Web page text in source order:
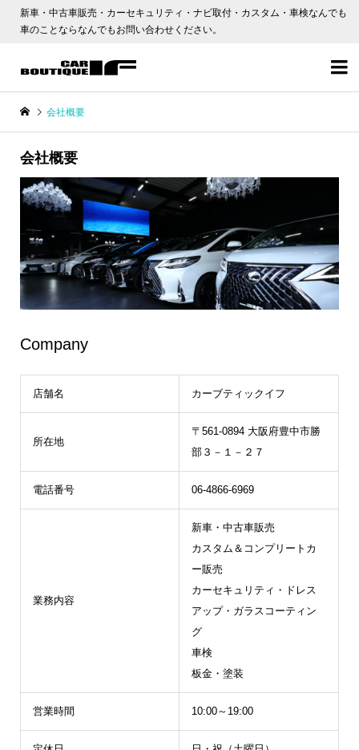
新車・中古車販売・カーセキュリティ・ナビ取付・カスタム・車検なんでも
車のことならなんでもお問い合わせください。

会社概要
会社概要
Company
店舗名 カーブティックイフ
所在地
〒561-0894 大阪府豊中市勝
部３－１－２７
電話番号 06-4866-6969
業務内容
新車・中古車販売
カスタム＆コンプリートカ
ー販売
カーセキュリティ・ドレス
アップ・ガラスコーティン
グ
車検
板金・塗装
営業時間 10:00～19:00